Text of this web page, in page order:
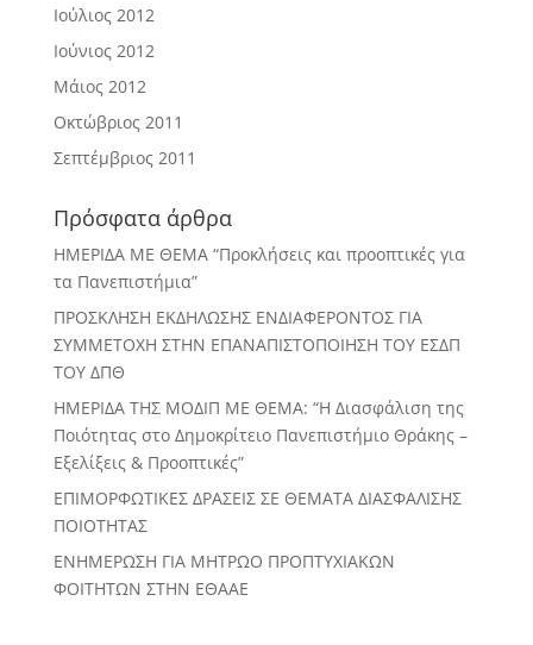
Ιούλιος 2012
Ιούνιος 2012
Μάιος 2012
Οκτώβριος 2011
Σεπτέμβριος 2011
Πρόσφατα άρθρα
ΗΜΕΡΙΔΑ ΜΕ ΘΕΜΑ “Προκλήσεις και προοπτικές για
τα Πανεπιστήμια”
ΠΡΟΣΚΛΗΣΗ ΕΚΔΗΛΩΣΗΣ ΕΝΔΙΑΦΕΡΟΝΤΟΣ ΓΙΑ
ΣΥΜΜΕΤΟΧΗ ΣΤΗΝ ΕΠΑΝΑΠΙΣΤΟΠΟΙΗΣΗ ΤΟΥ ΕΣΔΠ
ΤΟΥ ΔΠΘ
ΗΜΕΡΙΔΑ ΤΗΣ ΜΟΔΙΠ ΜΕ ΘΕΜΑ: “Η Διασφάλιση της
Ποιότητας στο Δημοκρίτειο Πανεπιστήμιο Θράκης –
Εξελίξεις & Προοπτικές”
ΕΠΙΜΟΡΦΩΤΙΚΕΣ ΔΡΑΣΕΙΣ ΣΕ ΘΕΜΑΤΑ ΔΙΑΣΦΑΛΙΣΗΣ
ΠΟΙΟΤΗΤΑΣ
ΕΝΗΜΕΡΩΣΗ ΓΙΑ ΜΗΤΡΩΟ ΠΡΟΠΤΥΧΙΑΚΩΝ
ΦΟΙΤΗΤΩΝ ΣΤΗΝ ΕΘΑΑΕ